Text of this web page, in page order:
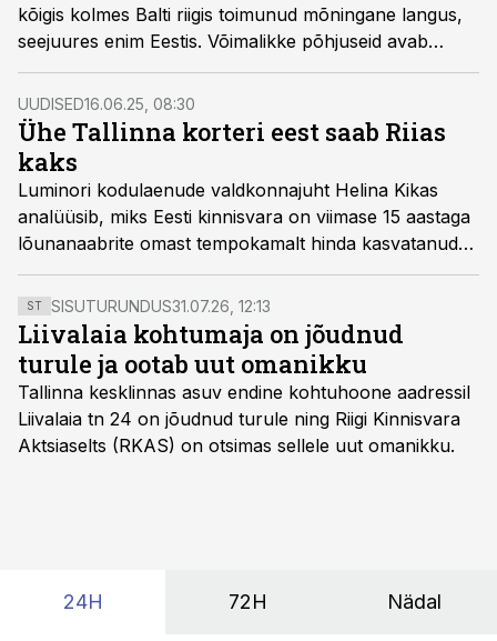
kõigis kolmes Balti riigis toimunud mõningane langus,
seejuures enim Eestis. Võimalikke põhjuseid avab
Luminori kodulaenude valdkonnajuht Helina Kikas.
UUDISED16.06.25, 08:30
Ühe Tallinna korteri eest saab Riias
kaks
Luminori kodulaenude valdkonnajuht Helina Kikas
analüüsib, miks Eesti kinnisvara on viimase 15 aastaga
lõunanaabrite omast tempokamalt hinda kasvatanud
ning prognoosib, mis saab Läti pealinna kinnisvara
hindadest tulevikus.
ST SISUTURUNDUS31.07.26, 12:13
Liivalaia kohtumaja on jõudnud
turule ja ootab uut omanikku
Tallinna kesklinnas asuv endine kohtuhoone aadressil
Liivalaia tn 24 on jõudnud turule ning Riigi Kinnisvara
Aktsiaselts (RKAS) on otsimas sellele uut omanikku.
24H 72H Nädal